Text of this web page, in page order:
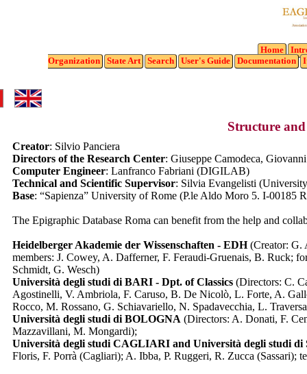
Home
Organization
StateArt Search User's Guide Documentation
Structure
Creator: Silvio Panciera
Directors of the Research Center: Giuseppe Camodeca,
Computer Engineer: Lanfranco Fabriani (DIGILAB)
Technical and Scientific Supervisor: Silvia Evangelisti
Base: “Sapienza” University of Rome (P.le Aldo Moro 5. I-00185
The Epigraphic Database Roma can benefit from the help and
Heidelberger Akademie der Wissenschaften - EDH(Creator: G.
members: J. Cowey, A. Dafferner, F. Feraudi-Gruenais, B. Ruck;
Schmidt, G. Wesch)
Università degli studi di BARI - Dpt. of Classics(Directors: C.
Agostinelli, V. Ambriola, F. Caruso, B. De Nicolò, L. Forte, A.
Rocco, M. Rossano, G. Schiavariello, N. Spadavecchia, L.
Università degli studi di BOLOGNA (Directors: A. Donati, F.
Mazzavillani, M. Mongardi);
Università degli studi CAGLIARI and Università degli studi di
Floris, F. Porrà (Cagliari); A. Ibba, P. Ruggeri, R. Zucca (Sassari);